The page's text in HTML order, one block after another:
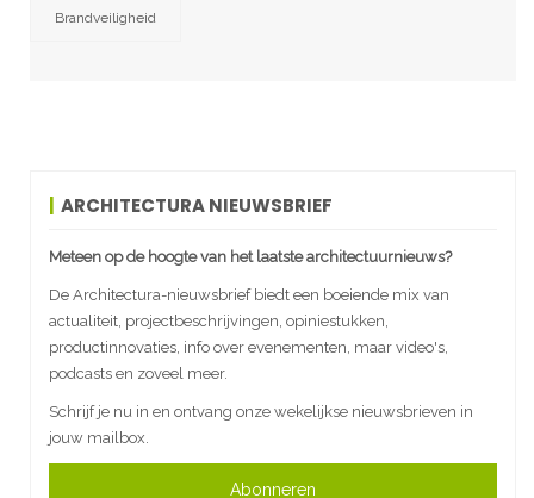
Brandveiligheid
ARCHITECTURA NIEUWSBRIEF
Meteen op de hoogte van het laatste architectuurnieuws?
De Architectura-nieuwsbrief biedt een boeiende mix van
actualiteit, projectbeschrijvingen, opiniestukken,
productinnovaties, info over evenementen, maar video's,
podcasts en zoveel meer.
Schrijf je nu in en ontvang onze wekelijkse nieuwsbrieven in
jouw mailbox.
Abonneren